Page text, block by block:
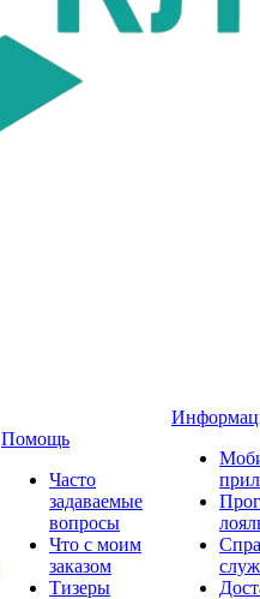
Помощь
Часто
задаваемые
вопросы
Что с моим
заказом
Тизеры